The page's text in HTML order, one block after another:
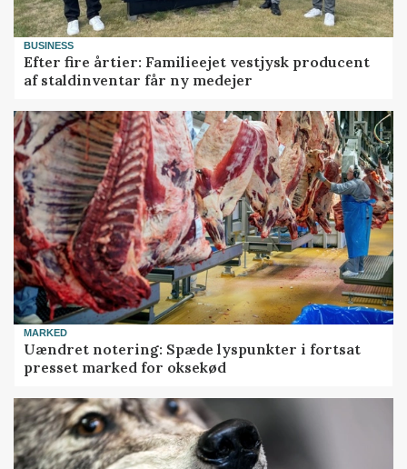
BUSINESS
Efter fire årtier: Familieejet vestjysk producent
af staldinventar får ny medejer
MARKED
Uændret notering: Spæde lyspunkter i fortsat
presset marked for oksekød